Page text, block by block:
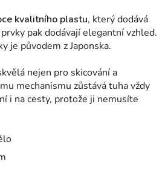
kvalitního plastu, který dodává
pak dodávají elegantní vzhled.
je původem z Japonska.
nejen pro skicování a
mechanismu zůstává tuha vždy
i na cesty, protože ji nemusíte